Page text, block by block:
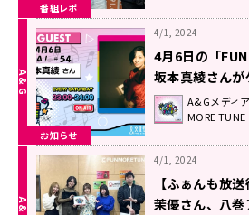
番組レポ
お知らせ
4/1, 2024
4月6日の「FUN
坂本真綾さんが
A&Gメディ
MORE TUNE
4/1, 2024
【ふぁんも放
茉優さん、八